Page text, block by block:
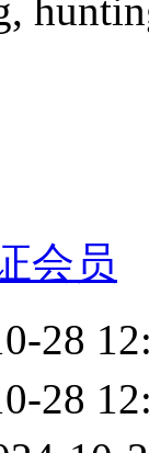
会员
28
28